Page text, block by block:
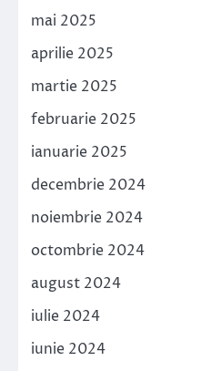
mai 2025
aprilie 2025
martie 2025
februarie 2025
ianuarie 2025
decembrie 2024
noiembrie 2024
octombrie 2024
august 2024
iulie 2024
iunie 2024